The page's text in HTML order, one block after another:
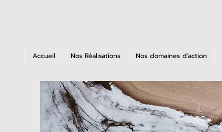
Accueil Nos Réalisations Nos domaines d’action